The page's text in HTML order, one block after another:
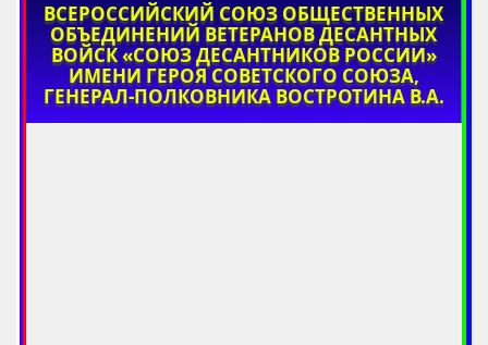
ВСЕРОССИЙСКИЙ СОЮЗ ОБЩЕСТВЕННЫХ
ОБЪЕДИНЕНИЙ ВЕТЕРАНОВ ДЕСАНТНЫХ
ВОЙСК «СОЮЗ ДЕСАНТНИКОВ РОССИИ»
ИМЕНИ ГЕРОЯ СОВЕТСКОГО СОЮЗА,
ГЕНЕРАЛ-ПОЛКОВНИКА ВОСТРОТИНА В.А.